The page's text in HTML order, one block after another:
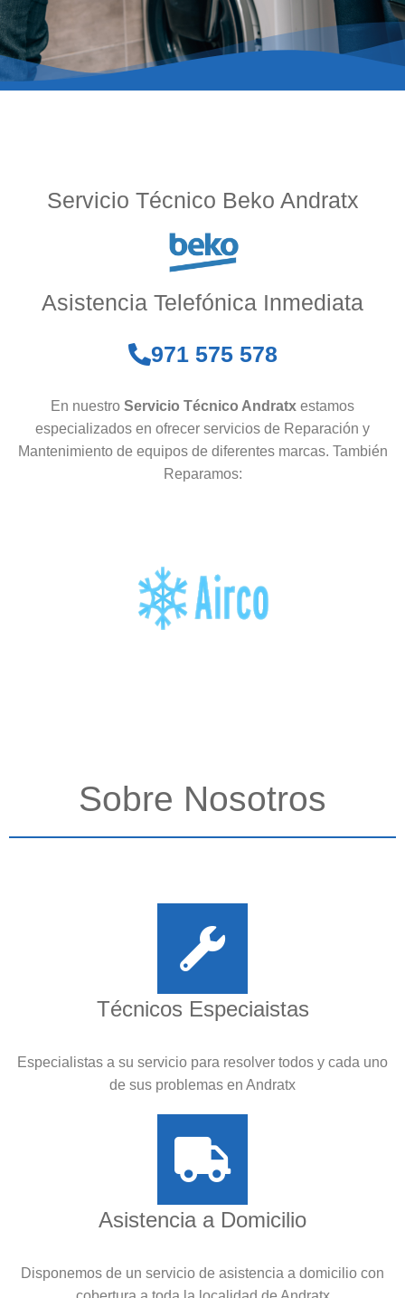
Servicio Técnico Beko Andratx
Asistencia Telefónica Inmediata
971 575 578
En nuestro Servicio Técnico Andratx estamos
especializados en ofrecer servicios de Reparación y
Mantenimiento de equipos de diferentes marcas. También
Reparamos:
Sobre Nosotros
Técnicos Especiaistas
Especialistas a su servicio para resolver todos y cada uno
de sus problemas en Andratx
Asistencia a Domicilio
Disponemos de un servicio de asistencia a domicilio con